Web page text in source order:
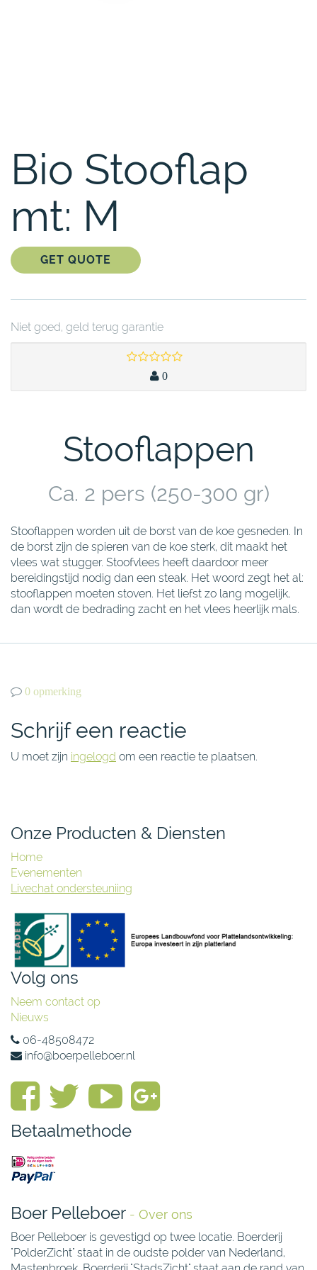
Bio Stooflap
mt: M
GET QUOTE
Niet goed, geld terug garantie
0
Stooflappen
Ca. 2 pers (250-300 gr)
Stooflappen worden uit de borst van de koe gesneden. In
de borst zijn de spieren van de koe sterk, dit maakt het
vlees wat stugger. Stoofvlees heeft daardoor meer
bereidingstijd nodig dan een steak. Het woord zegt het al:
stooflappen moeten stoven. Het liefst zo lang mogelijk,
dan wordt de bedrading zacht en het vlees heerlijk mals.
0 opmerking
Schrijf een reactie
U moet zijn ingelogd om een reactie te plaatsen.
Onze Producten & Diensten
Home
Evenementen
Livechat ondersteuniing
Volg ons
Neem contact op
Nieuws
06-48508472
info@boerpelleboer.nl
Betaalmethode
Boer Pelleboer - Over ons
Boer Pelleboer is gevestigd op twee locatie. Boerderij
"PolderZicht" staat in de oudste polder van Nederland,